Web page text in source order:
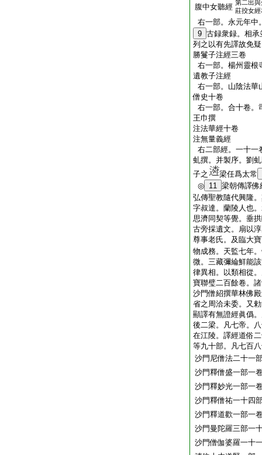
腹中女聽經 第二出與
莊挍女經
右一部。永元年中
9 古録衆録。相
列之以有先譯故免
勝鬘子注經三卷
右一部。楊州靈根
遺教子注經
右一部。山陰法華
僧史十卷
右一部。合十卷。
王巾撰
注法華經十卷
注無量義經
右二部經。一十一
虬撰。并製序。劉
子之
梁任爲太常
◎ 11 梁朝傳譯佛
弘傳聖教隨代興隆
字叔達。蘭陵人也
思濟同契等覺。垂
古旁採遺文。扇以
尊事老氏。及臨大
物成務。天監七年
微。三藏彌綸鮮能
律異相。以類相從
寶聯璧二百餘卷。
沙門僧紹撰華林佛
省之周洽未委。又
顯譯有無證經眞僞
後二梁。凡七帝。
在江陵。譯經道俗
等九十部。凡七百
沙門尼僧法二十一
沙門釋僧盛一部一
沙門釋妙光一部一
沙門釋僧祐一十四
沙門釋道歡一部一
沙門曼陀羅三部一
沙門僧伽婆羅一十